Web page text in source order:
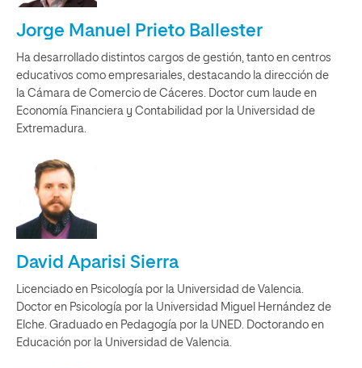
Jorge Manuel Prieto Ballester
Ha desarrollado distintos cargos de gestión, tanto en centros
educativos como empresariales, destacando la dirección de
la Cámara de Comercio de Cáceres. Doctor cum laude en
Economía Financiera y Contabilidad por la Universidad de
Extremadura.
David Aparisi Sierra
Licenciado en Psicología por la Universidad de Valencia.
Doctor en Psicología por la Universidad Miguel Hernández de
Elche. Graduado en Pedagogía por la UNED. Doctorando en
Educación por la Universidad de Valencia.